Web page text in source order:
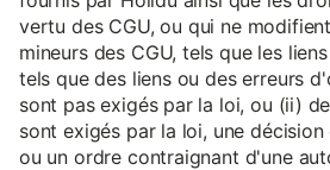
vertu des CGU, ou qui ne
mineurs des CGU, tels que les
tels que des liens ou des erreurs
sont pas exigés par la loi, ou (ii)
sont exigés par la loi, une
ou un ordre contraignant d'une